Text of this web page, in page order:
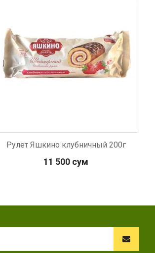
Рулет Яшкино клубничный 200г
11 500 сум